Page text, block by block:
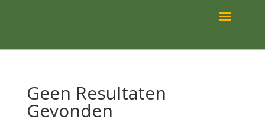
Geen Resultaten
Gevonden